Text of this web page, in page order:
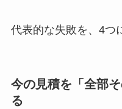
代表的な失敗を、4つ
今の見積を「全部
る